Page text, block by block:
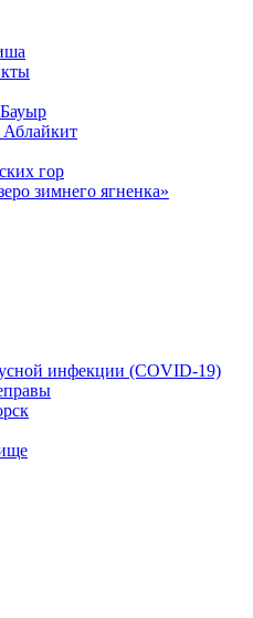
Аблайкит
гор
зимнего ягненка»
инфекции (COVID-19)